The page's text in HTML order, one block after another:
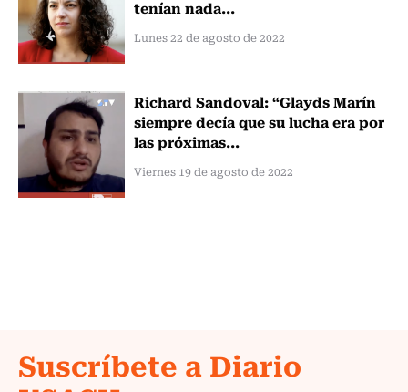
tenían nada...
Lunes 22 de agosto de 2022
Richard Sandoval: “Glayds Marín
siempre decía que su lucha era por
las próximas...
Viernes 19 de agosto de 2022